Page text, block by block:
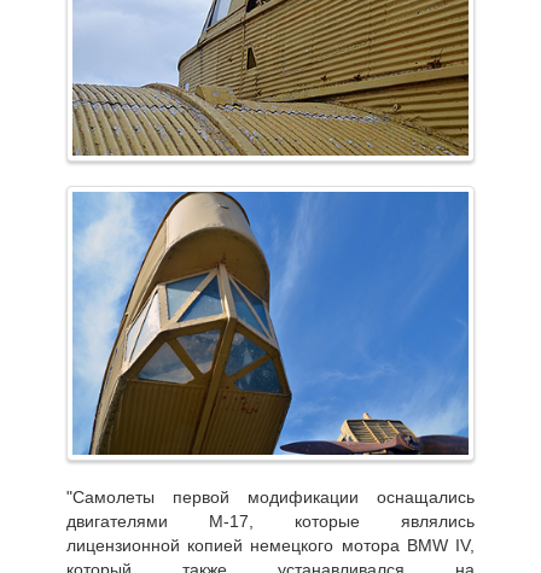
"Самолеты первой модификации оснащались
двигателями М-17, которые являлись
лицензионной копией немецкого мотора BMW IV,
который также устанавливался на